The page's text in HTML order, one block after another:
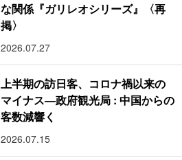
な関係『ガリレオシリーズ』〈再
掲〉
2026.07.27
上半期の訪日客、コロナ禍以来の
マイナス―政府観光局 : 中国からの
客数減響く
2026.07.15